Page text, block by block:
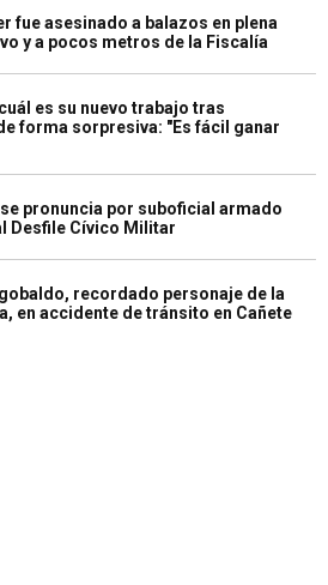
fue asesinado a balazos en plena
y a pocos metros de la Fiscalía
es su nuevo trabajo tras
forma sorpresiva: "Es fácil ganar
pronuncia por suboficial armado
Desfile Cívico Militar
recordado personaje de la
en accidente de tránsito en Cañete